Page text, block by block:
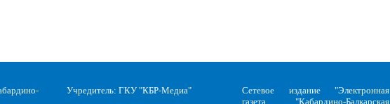
Учредитель: ГКУ "КБР-Медиа"
Сетевое издание "Электронная
газета "Кабардино-Балкарская